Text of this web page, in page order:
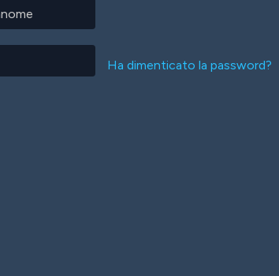
Ha dimenticato la password?